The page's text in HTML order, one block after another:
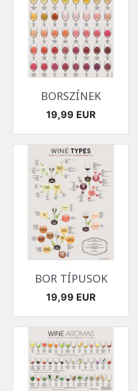
BORSZÍNEK
Ár
19,99 EUR
BOR TÍPUSOK
Ár
19,99 EUR